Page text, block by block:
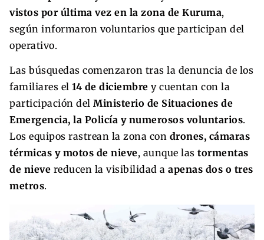
vistos por última vez en la zona de Kuruma,
según informaron voluntarios que participan del
operativo.
Las búsquedas comenzaron tras la denuncia de los
familiares el 14 de diciembre y cuentan con la
participación del Ministerio de Situaciones de
Emergencia, la Policía y numerosos voluntarios.
Los equipos rastrean la zona con drones, cámaras
térmicas y motos de nieve, aunque las tormentas
de nieve reducen la visibilidad a apenas dos o tres
metros.